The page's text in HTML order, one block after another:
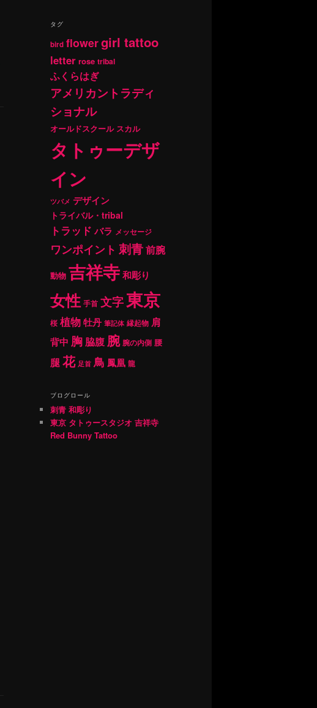
タグ
bird flowergirl tattoo
letter rose tribal
ふくらはぎ
アメリカントラディ
ショナル
オールドスクール スカル
タトゥーデザ
イン
ツバメ デザイン
トライバル・tribal
トラッド バラ メッセージ
ワンポイント 刺青前腕
動物 吉祥寺和彫り
女性 手首 文字東京
桜 植物牡丹 筆記体 縁起物 肩
背中 胸 脇腹 腕 腕の内側 腰
腿花 足首 鳥 鳳凰 龍
ブログロール
刺青 和彫り
東京 タトゥースタジオ 吉祥寺
Red Bunny Tattoo